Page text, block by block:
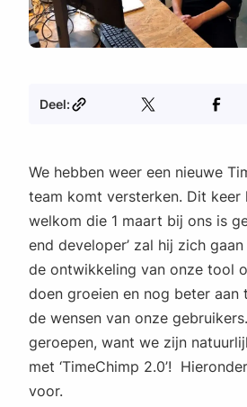
Deel:
We hebben weer een nieuwe
team komt versterken. Dit keer
welkom die 1 maart bij ons is
end developer’ zal hij zich
de ontwikkeling van onze tool
doen groeien en nog beter aan
de wensen van onze
geroepen, want we zijn
met ‘TimeChimp 2.0’!
voor.